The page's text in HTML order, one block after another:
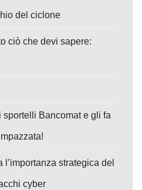
del ciclone
ciò che devi sapere:
Bancomat e gli fa
strategica del
cyber